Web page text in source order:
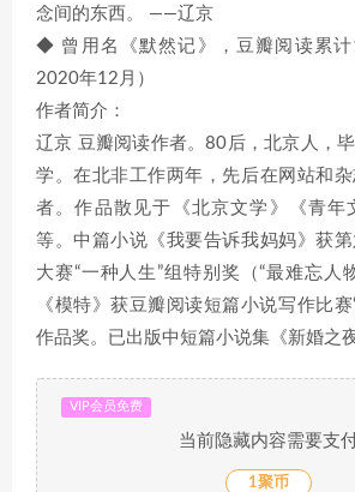
念间的东西。 ——辽京
◆ 曾用名《默然记》，豆瓣阅读累计
2020年12月）
作者简介：
辽京 豆瓣阅读作者。80后，北京人，
学。在北非工作两年，先后在网站和
者。作品散见于《北京文学》《青年
等。中篇小说《我要告诉我妈妈》获
大赛“一种人生”组特别奖（“最难忘人
《模特》获豆瓣阅读短篇小说写作比
作品奖。已出版中短篇小说集《新婚之夜
VIP会员免费
当前隐藏内容需要支
1聚币